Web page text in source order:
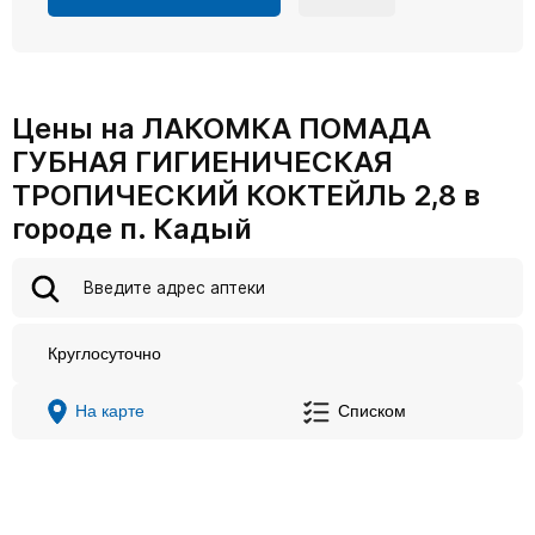
Цены на ЛАКОМКА ПОМАДА
ГУБНАЯ ГИГИЕНИЧЕСКАЯ
ТРОПИЧЕСКИЙ КОКТЕЙЛЬ 2,8 в
городе п. Кадый
Круглосуточно
На карте Списком